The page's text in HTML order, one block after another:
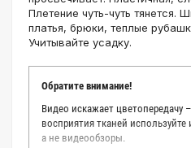
Плетение чуть-чуть тянется.
платья, брюки, теплые
Учитывайте усадку.
Обратите внимание!
Видео искажает цветопередачу
восприятия тканей
а не видеообзоры.